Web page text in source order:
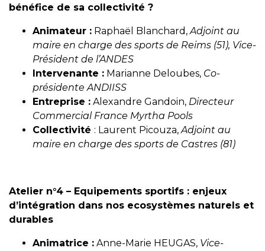
bénéfice de sa collectivité ?
Animateur : Raphaël Blanchard,Adjoint au
maire en charge des sports de Reims (51), Vice-
Président de l’ANDES
Intervenante : Marianne Deloubes, Co-
présidente ANDIISS
Entreprise : Alexandre Gandoin, Directeur
Commercial France Myrtha Pools
Collectivité : Laurent Picouza,Adjoint au
maire en charge des sports de Castres (81)
Atelier n°4 – Equipements sportifs : enjeux
d’intégration dans nos ecosystèmes naturels et
durables
Animatrice : Anne-Marie HEUGAS, Vice-